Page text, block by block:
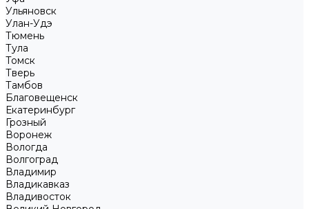
Ульяновск
Улан-Удэ
Тюмень
Тула
Томск
Тверь
Тамбов
Благовещенск
Екатеринбург
Грозный
Воронеж
Вологда
Волгоград
Владимир
Владикавказ
Владивосток